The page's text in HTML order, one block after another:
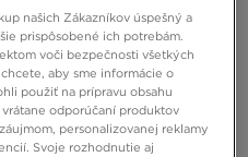
podprsenku?
Spôsoby na rozmarný
správnu veľkosť obuvi série
neodierali?
našich Zákazníkov úspešný a
prispôsobené ich potrebám.
voči bezpečnosti všetkých
aby sme informácie o
použiť na prípravu obsahu
odporúčaní produktov
personalizovanej reklamy
Svoje rozhodnutie aj